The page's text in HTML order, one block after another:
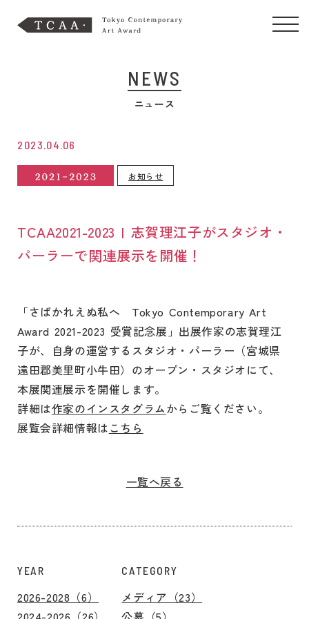
NEWS
ニュース
2023.04.06
お知らせ
TCAA2021-2023 | 志賀理江子がスタジオ・
パーラーで関連展示を開催！
「さばかれえぬ私へ Tokyo Contemporary Art
Award 2021-2023 受賞記念展」出展作家の志賀理江
子が、自身の運営するスタジオ・パーラー（宮城県
遠田郡美里町小牛田）のオープン・スタジオにて、
本展関連展示を開催します。
詳細は作家のインスタグラムからご覧ください。
展覧会詳細情報は こちら
一覧へ戻る
YEAR
2026-2028（6）
CATEGORY
メディア（23）